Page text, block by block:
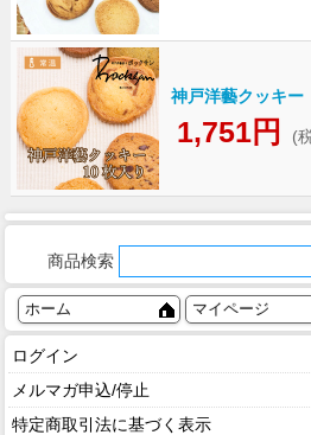
神戸洋藝クッキ
1,751円 (
商品検索
ホーム マイページ
ログイン
メルマガ申込/停止
特定商取引法に基づく表示